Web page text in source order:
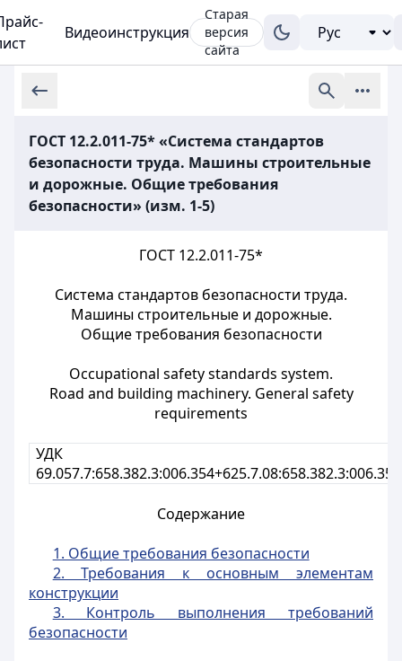
Видеоинструкция
Старая
версия
сайта
ГОСТ 12.2.011-75* «Система стандартов
безопасности труда. Машины строительные
и дорожные. Общие требования
безопасности» (изм. 1-5)
ГОСТ 12.2.011-75*
Система стандартов безопасности труда.
Машины строительные и дорожные.
Общие требования безопасности
Occupational safety standards system.
Road and building machinery. General safety
requirements
УДК
69.057.7:658.382.3:006.354+625.7.08:658.382.3:006.354
Содержание
1. Общие требования безопасности
2. Требования к основным элементам
конструкции
3. Контроль выполнения требований
безопасности